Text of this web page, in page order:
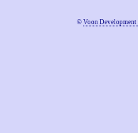
© Voon Development